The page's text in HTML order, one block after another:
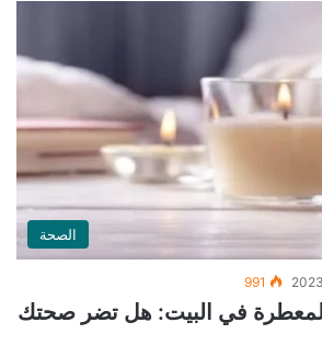
الصحة
991
في البيت: هل تضر صحتك